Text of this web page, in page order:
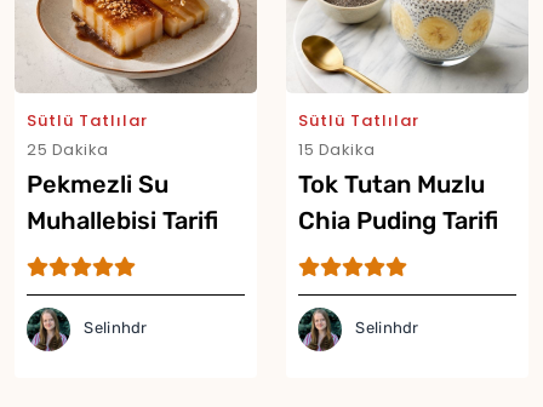
Sütlü Tatlılar
25 Dakika
Pekmezli Su
Muhallebisi Tarifi
Selinhdr
Sütlü Tatlılar
15 Dakika
Tok Tutan Muzlu
Chia Puding Tarifi
Selinhdr